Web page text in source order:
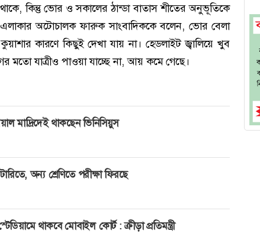
কিন্তু ভোর ও সকালের ঠান্ডা বাতাস শীতের অনুভূতিকে
অটোচালক ফারুক সাংবাদিককে বলেন, ভোর বেলা
কারণে কিছুই দেখা যায় না। হেডলাইট জ্বালিয়ে খুব
মতো যাত্রীও পাওয়া যাচ্ছে না, আয় কমে গেছে।
মাদ্রিদেই থাকছেন ভিনিসিয়ুস
অন্য শ্রেণিতে পরীক্ষা ফিরছে
থাকবে মোবাইল কোর্ট : ক্রীড়া প্রতিমন্ত্রী